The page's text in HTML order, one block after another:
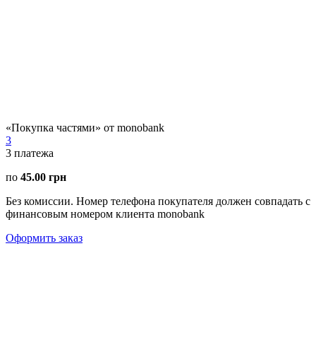
«Покупка частями» от monobank
3
3 платежа
по 45.00 грн
Без комиссии. Номер телефона покупателя должен совпадать с
финансовым номером клиента monobank
Оформить заказ